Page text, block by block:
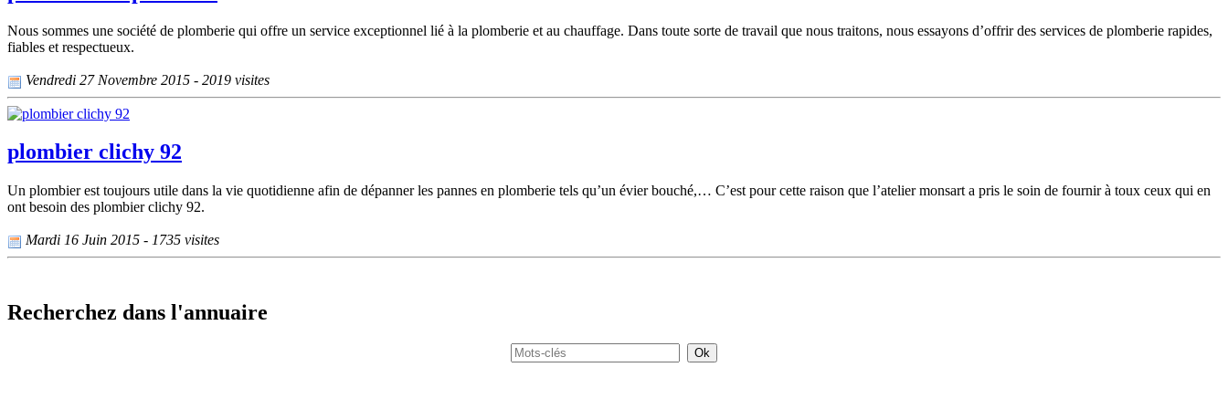
Nous sommes une société de plomberie qui offre un service exceptionnel lié à la plomberie et au chauffage. Dans toute sorte de travail que nous traitons, nous essayons d’offrir des services de plomberie rapides,
fiables et respectueux.
Vendredi 27 Novembre 2015 - 2019 visites
plombier clichy 92
Un plombier est toujours utile dans la vie quotidienne afin de dépanner les pannes en plomberie tels qu’un évier bouché,… C’est pour cette raison que l’atelier monsart a pris le soin de fournir à toux ceux qui en
ont besoin des plombier clichy 92.
Mardi 16 Juin 2015 - 1735 visites
Recherchez dans l'annuaire